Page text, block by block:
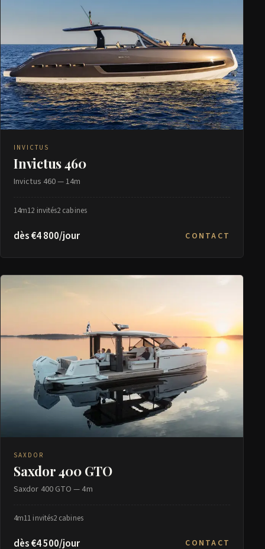
INVICTUS
Invictus 460
Invictus 460 — 14m
14m12 invités2 cabines
dès €4 800/jour CONTACT
SAXDOR
Saxdor 400 GTO
Saxdor 400 GTO — 4m
4m11 invités2 cabines
dès €4 500/jour CONTACT